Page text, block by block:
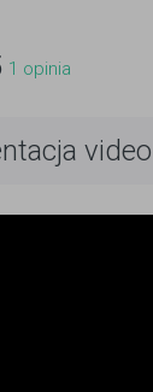
1 opinia
video